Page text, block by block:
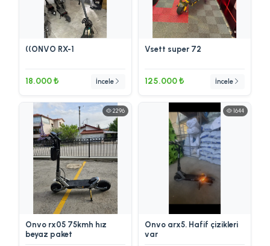
((ONVO RX-1
18.000 ₺ İncele
Vsett super 72
125.000 ₺ İncele
2296
Onvo rx05 75kmh hız
beyaz paket
1644
Onvo arx5. Hafif çizikleri
var